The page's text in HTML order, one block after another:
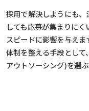
採用で解決しようにも
しても応募が集まりに
スピードに影響を与え
体制を整える手段として
アウトソーシング)を選